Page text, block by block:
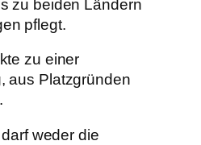
zu beiden Ländern
pflegt.
zu einer
aus Platzgründen
darf weder die